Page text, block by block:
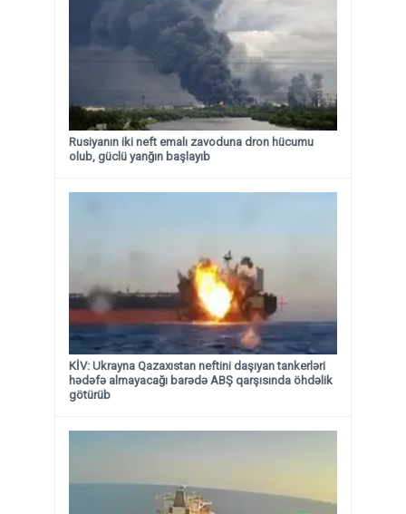
Rusiyanın iki neft emalı zavoduna dron hücumu
olub, güclü yanğın başlayıb
KİV: Ukrayna Qazaxıstan neftini daşıyan tankerləri
hədəfə almayacağı barədə ABŞ qarşısında öhdəlik
götürüb